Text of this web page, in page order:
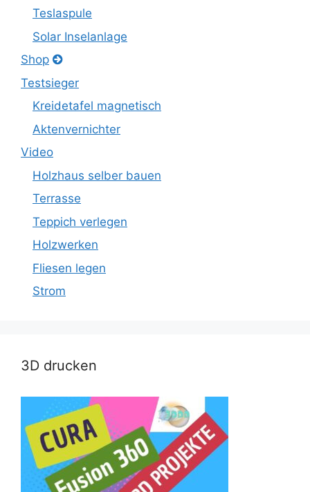
Teslaspule
Solar Inselanlage
Shop
Testsieger
Kreidetafel magnetisch
Aktenvernichter
Video
Holzhaus selber bauen
Terrasse
Teppich verlegen
Holzwerken
Fliesen legen
Strom
3D drucken